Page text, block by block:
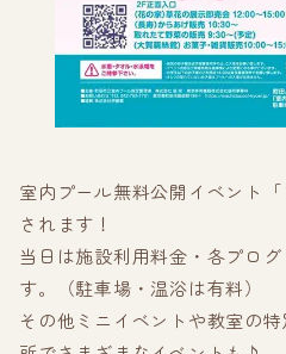
室内プール無料公開イベント
されます！
当日は施設利用料金・各プロ
す。（駐車場・温浴は有料）
その他ミニイベントや教室の